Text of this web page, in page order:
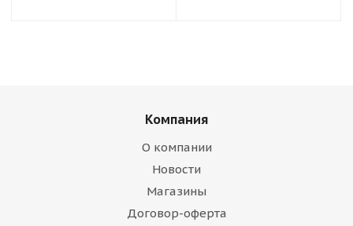
Компания
О компании
Новости
Магазины
Договор-оферта